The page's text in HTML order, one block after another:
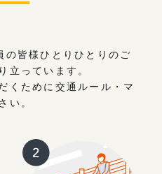
皆様ひとりひとりのご
立っています。
くために交通ルール・マ
い。